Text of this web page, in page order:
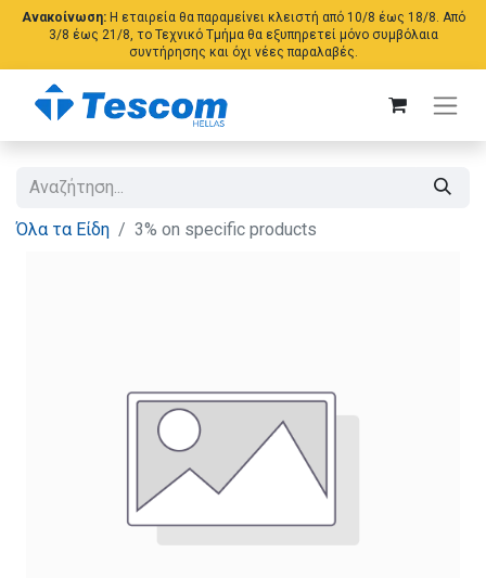
Ανακοίνωση:Η εταιρεία θα παραμείνει κλειστή από 10/8 έως 18/8. Από
3/8 έως 21/8, το Τεχνικό Τμήμα θα εξυπηρετεί μόνο συμβόλαια
συντήρησης και όχι νέες παραλαβές.
Όλα τα Είδη 3% on specific products